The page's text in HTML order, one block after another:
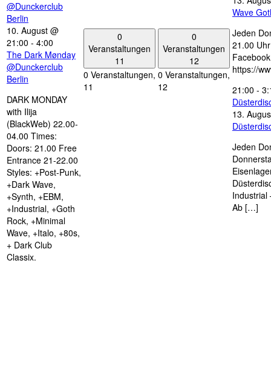
@Dunckerclub
Berlin
10. August @
21:00 - 4:00
The Dark Mønday
@Dunckerclub
Berlin
DARK MONDAY
with Ilija
(BlackWeb) 22.00-
04.00 Times:
Doors: 21.00 Free
Entrance 21-22.00
Styles: +Post-Punk,
+Dark Wave,
+Synth, +EBM,
+Industrial, +Goth
Rock, +Minimal
Wave, +Italo, +80s,
+ Dark Club
Classix.
0
Veranstaltungen
11
0 Veranstaltungen,
11
0
Veranstaltungen
12
0 Veranstaltungen,
12
Wave
Jeden
21.00
https://
21:00 -
13.
Jeden
Industrial
Ab […]